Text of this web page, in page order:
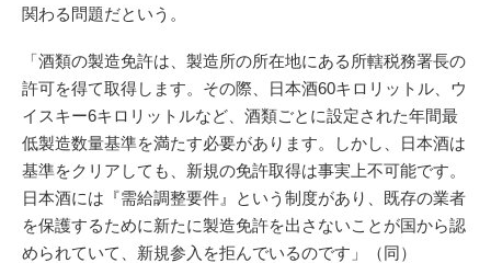
関わる問題だという。
「酒類の製造免許は、製造所の所在地にある所轄税務署長の
許可を得て取得します。その際、日本酒60キロリットル、ウ
イスキー6キロリットルなど、酒類ごとに設定された年間最
低製造数量基準を満たす必要があります。しかし、日本酒は
基準をクリアしても、新規の免許取得は事実上不可能です。
日本酒には『需給調整要件』という制度があり、既存の業者
を保護するために新たに製造免許を出さないことが国から認
められていて、新規参入を拒んでいるのです」（同）